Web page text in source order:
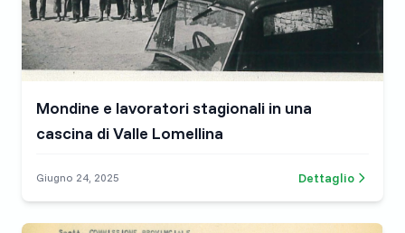
Mondine e lavoratori stagionali in una
cascina di Valle Lomellina
Giugno 24, 2025 Dettaglio